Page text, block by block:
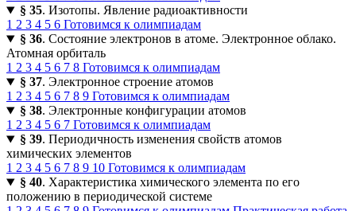
§ 35. Изотопы. Явление радиоактивности
1 2 3 4 5 6 Готовимся к олимпиадам
§ 36. Состояние электронов в атоме. Электронное облако.
Атомная орбиталь
1 2 3 4 5 6 7 8 Готовимся к олимпиадам
§ 37. Электронное строение атомов
1 2 3 4 5 6 7 8 9 Готовимся к олимпиадам
§ 38. Электронные конфигурации атомов
1 2 3 4 5 6 7 Готовимся к олимпиадам
§ 39. Периодичность изменения свойств атомов
химических элементов
1 2 3 4 5 6 7 8 9 10 Готовимся к олимпиадам
§ 40. Характеристика химического элемента по его
положению в периодической системе